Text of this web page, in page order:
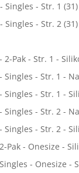
Singles - Str. 1 (31)
Singles - Str. 2 (31)
2-Pak - Str. 1 -
Singles - Str. 1 -
Singles - Str. 1 -
Singles - Str. 2 -
Singles - Str. 2 -
Pak - Onesize -
- Onesize -